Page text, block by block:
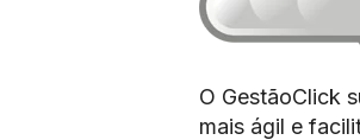
O GestãoClick
mais ágil e